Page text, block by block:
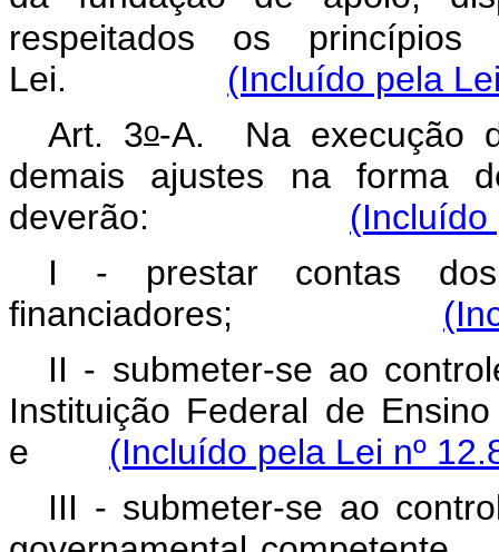
respeitados os
Lei. (Incluído pela
Art. 3o-A. Na execução
demais ajustes na forma
deverão: (Incluído
I - prestar contas dos
financiadores;
II - submeter-se ao
Instituição Federal de
e (Incluído pela Lei nº
III - submeter-se ao